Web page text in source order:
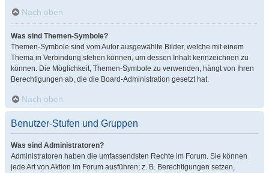
Nach oben
Was sind Themen-Symbole?
Themen-Symbole sind vom Autor ausgewählte Bilder, welche mit einem
Thema in Verbindung stehen können, um dessen Inhalt kennzeichnen zu
können. Die Möglichkeit, Themen-Symbole zu verwenden, hängt von Ihren
Berechtigungen ab, die die Board-Administration gesetzt hat.
Nach oben
Benutzer-Stufen und Gruppen
Was sind Administratoren?
Administratoren haben die umfassendsten Rechte im Forum. Sie können
jede Art von Aktion im Forum ausführen; z. B. Berechtigungen setzen,